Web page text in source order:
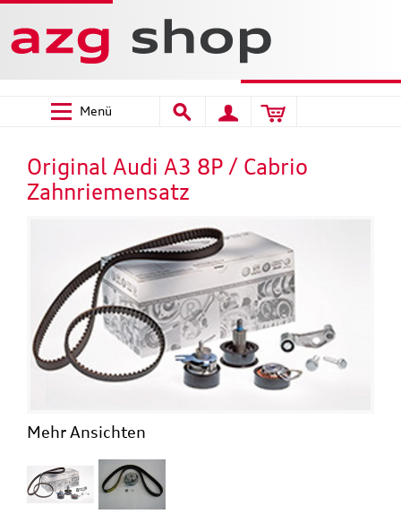
Menü
Original Audi A3 8P / Cabrio
Zahnriemensatz
Mehr Ansichten